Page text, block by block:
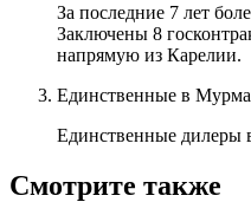
За последние 7 лет
Заключены 8
напрямую из Карелии.
Единственные в
Единственные дилеры
Смотрите также